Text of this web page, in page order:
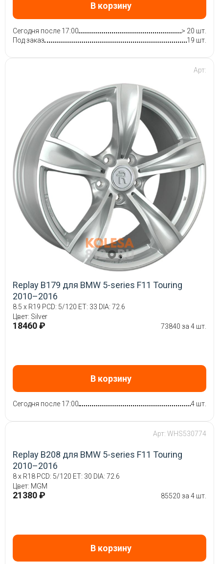
В корзину
Сегодня после 17:00
> 20 шт.
Под заказ
19 шт.
Арт:
Replay B179 для BMW 5-series F11 Touring
2010–2016
8.5 x R19 PCD: 5/120 ET: 33 DIA: 72.6
Цвет: Silver
18460 ₽ 73840 за 4 шт.
В корзину
Сегодня после 17:00 4 шт.
Арт: WHS530774
Replay B208 для BMW 5-series F11 Touring
2010–2016
8 x R18 PCD: 5/120 ET: 30 DIA: 72.6
Цвет: MGM
21380 ₽ 85520 за 4 шт.
В корзину